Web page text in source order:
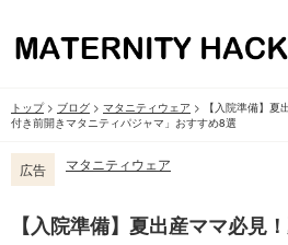
トップ> ブログ > マタニティウェア >
【入院準備】
付き前開きマタニティパジャマ」おすすめ8選
広告 マタニティウェア
【入院準備】夏出産ママ必見